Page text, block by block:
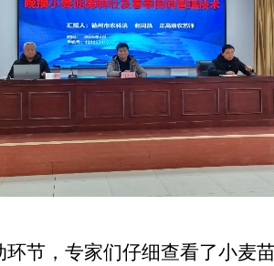
环节，专家们仔细查看了小麦